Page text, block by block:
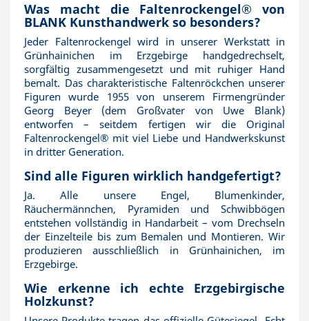
Was macht die Faltenrockengel® von
BLANK Kunsthandwerk so besonders?
Jeder Faltenrockengel wird in unserer Werkstatt in
Grünhainichen im Erzgebirge handgedrechselt,
sorgfältig zusammengesetzt und mit ruhiger Hand
bemalt. Das charakteristische Faltenröckchen unserer
Figuren wurde 1955 von unserem Firmengründer
Georg Beyer (dem Großvater von Uwe Blank)
entworfen – seitdem fertigen wir die Original
Faltenrockengel® mit viel Liebe und Handwerkskunst
in dritter Generation.
Sind alle Figuren wirklich handgefertigt?
Ja. Alle unsere Engel, Blumenkinder,
Räuchermännchen, Pyramiden und Schwibbögen
entstehen vollständig in Handarbeit – vom Drechseln
der Einzelteile bis zum Bemalen und Montieren. Wir
produzieren ausschließlich in Grünhainichen, im
Erzgebirge.
Wie erkenne ich echte Erzgebirgische
Holzkunst?